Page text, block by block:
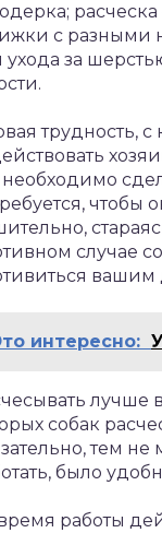
с разными
ухода за
трудность,
необходимо
случае
вашим
интересно:
лучше
собак
тем не
было
работы